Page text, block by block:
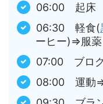
06:00 起床
06:30 軽食(
ーヒー)⇒服薬
07:00 ブロ
08:00 運動⇒